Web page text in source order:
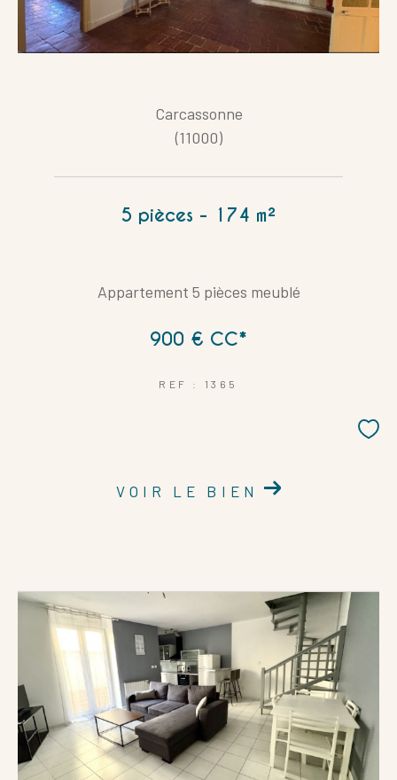
Carcassonne
(11000)
5 pièces - 174 m²
Appartement 5 pièces meublé
900 € CC*
REF : 1365
VOIR LE BIEN